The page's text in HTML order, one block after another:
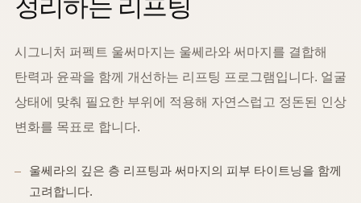
정리하는 리프팅
시그니처 퍼펙트 울써마지는 울쎄라와 써마지를 결합해
탄력과 윤곽을 함께 개선하는 리프팅 프로그램입니다. 얼굴
상태에 맞춰 필요한 부위에 적용해 자연스럽고 정돈된 인상
변화를 목표로 합니다.
울쎄라의 깊은 층 리프팅과 써마지의 피부 타이트닝을 함께
고려합니다.